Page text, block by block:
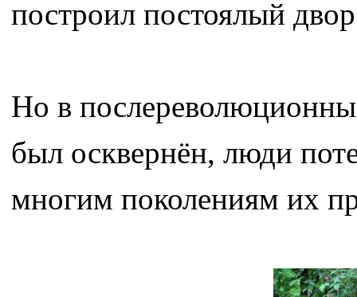
построил постоялый
Но в
был осквернён, люди
многим поколениям их